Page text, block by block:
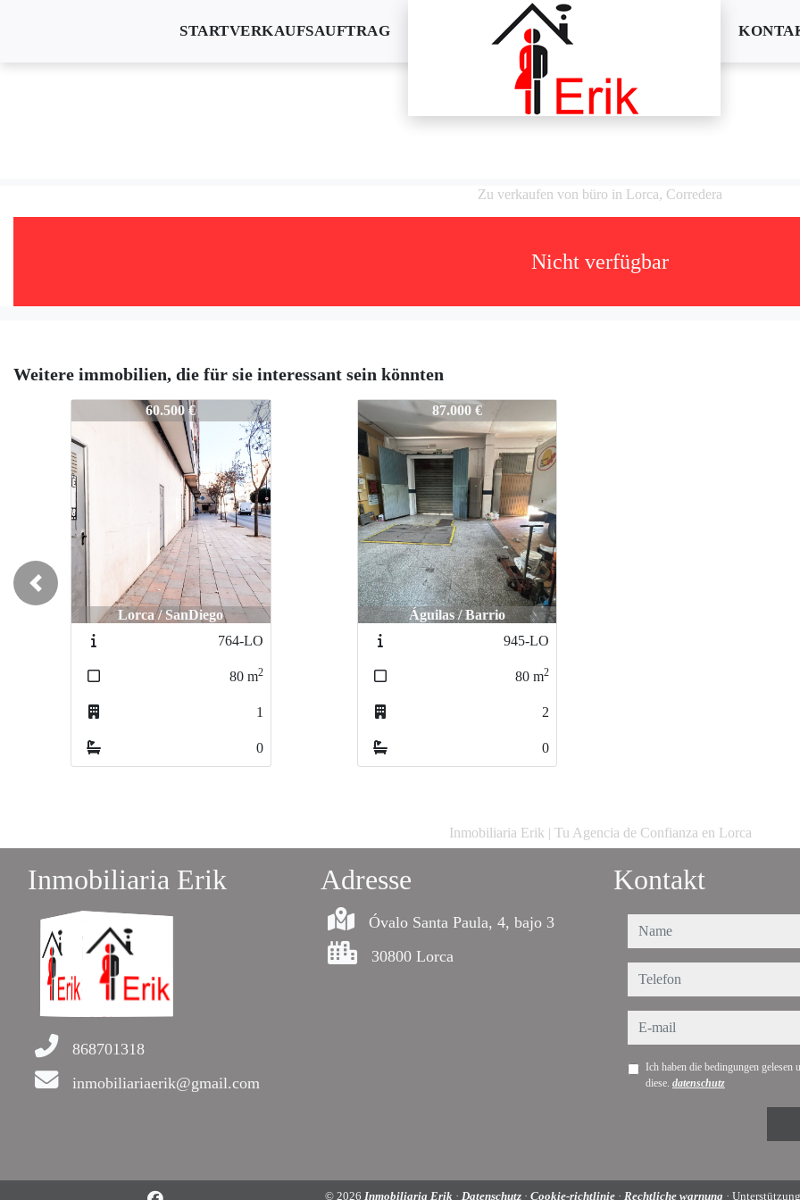
STARTVERKAUFSAUFTRAG
Zu verkaufen von büro in Lorca, Corredera
Nicht verfügbar
Weitere immobilien, die für sie interessant sein könnten
1277-OF
60.500 €
Lorca / SanDiego
764-LO
80 m2
1
0
1277-OF 87.000 €
Águilas / Barrio
945-LO
80 m2
2
0
Previous
Inmobiliaria Erik | Tu Agencia de Confianza en Lorca
Inmobiliaria Erik
868701318
inmobiliariaerik@gmail.com
Adresse
Óvalo Santa Paula, 4, bajo 3
30800 Lorca
Kontakt
name
telefon
e-mail
Ich haben die bedingungen gelesen
diese. datenschutz
© 2026 Inmobiliaria Erik · Datenschutz · Cookie-richtlinie · Rechtliche warnung ·